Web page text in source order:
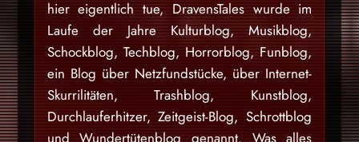
hier eigentlich tue, DravensTales wurde im
Laufe der Jahre Kulturblog, Musikblog,
Schockblog, Techblog, Horrorblog, Funblog,
ein Blog über Netzfundstücke, über Internet-
Skurrilitäten, Trashblog, Kunstblog,
Durchlauferhitzer, Zeitgeist-Blog, Schrottblog